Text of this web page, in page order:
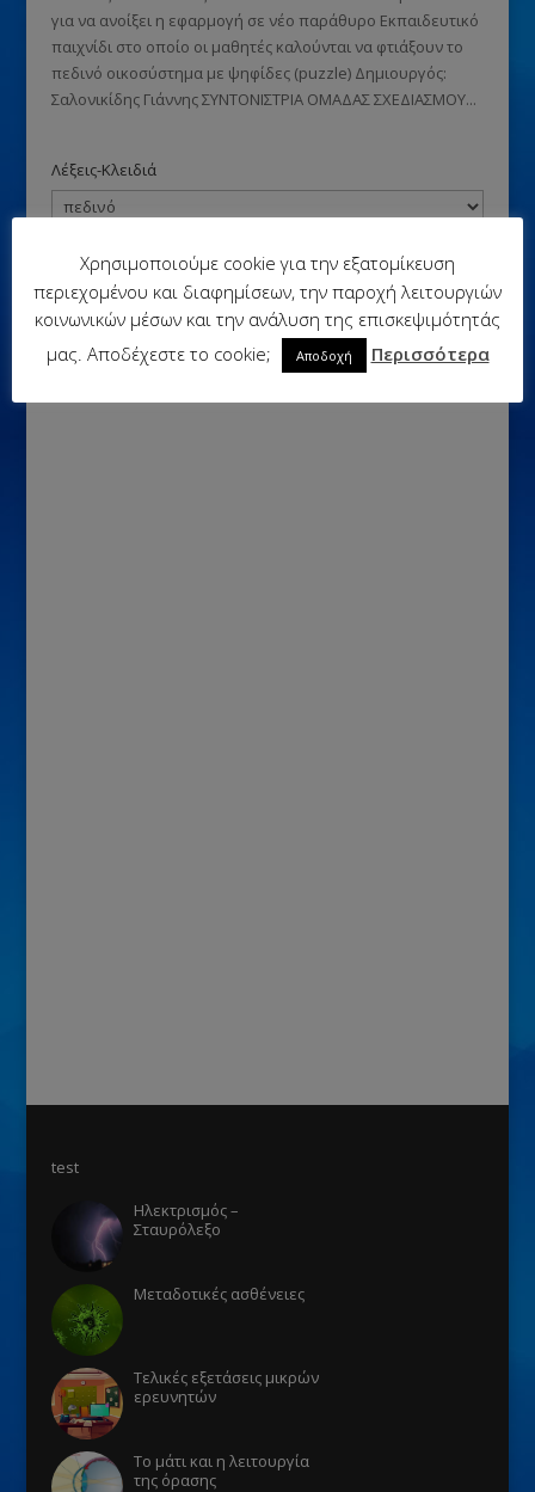
για να ανοίξει η εφαρμογή σε νέο παράθυρο Εκπαιδευτικό
παιχνίδι στο οποίο οι μαθητές καλούνται να φτιάξουν το
πεδινό οικοσύστημα με ψηφίδες (puzzle) Δημιουργός:
Σαλονικίδης Γιάννης ΣΥΝΤΟΝΙΣΤΡΙΑ ΟΜΑΔΑΣ ΣΧΕΔΙΑΣΜΟΥ...
Λέξεις-Κλειδιά
test
Ηλεκτρισμός –
Σταυρόλεξο
Μεταδοτικές ασθένειες
Τελικές εξετάσεις μικρών
ερευνητών
Το μάτι και η λειτουργία
της όρασης
Χρησιμοποιούμε cookie για την εξατομίκευση
περιεχομένου και διαφημίσεων, την παροχή λειτουργιών
κοινωνικών μέσων και την ανάλυση της επισκεψιμότητάς
μας. Αποδέχεστε το cookie;
Αποδοχή Περισσότερα